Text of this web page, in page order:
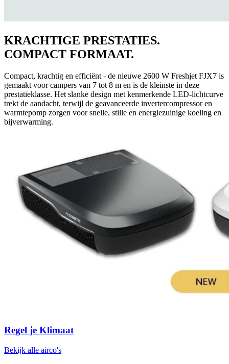
KRACHTIGE PRESTATIES.
COMPACT FORMAAT.
Compact, krachtig en efficiënt - de nieuwe 2600 W Freshjet FJX7 is
gemaakt voor campers van 7 tot 8 m en is de kleinste in deze
prestatieklasse. Het slanke design met kenmerkende LED-lichtcurve
trekt de aandacht, terwijl de geavanceerde invertercompressor en
warmtepomp zorgen voor snelle, stille en energiezuinige koeling en
bijverwarming.
Regel je Klimaat
Bekijk alle airco's